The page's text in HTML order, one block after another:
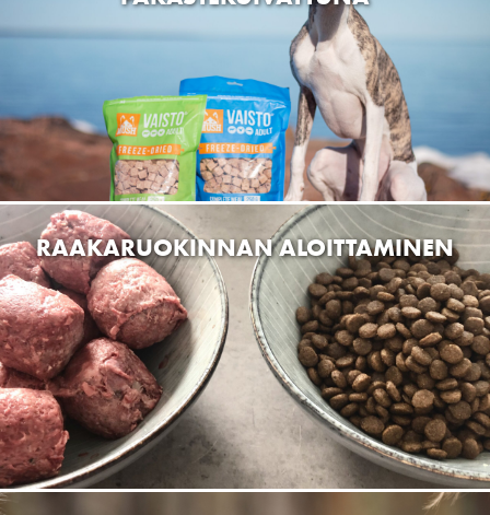
Tmi Sanna Ketomäki
Kylmäojantie 12, 40660 Jyväskylä, Finland
Xanagitrim Tmi
Aittakuja 3, 02430 KirkkonummiMasala, Finland
Pörrö Design
Kulkuripellontie 1, 21420 Lieto, Finland
Pet No 1, Hämeenlinnan
Wartiamäentie 2, 13130 Hämeenlinna, Finland
VK STORE OY
Hallituskatu 24, 35800 Mänttä-Vilppula, Finland
Lemmikkitarvike Bestikset
Joensuuntie 14, 31400 Somero, Suomi
Hankkija Somero
31400 Somero, Suomi
KAKKA – MITÄ SE KERTOO
KOIRASTASI?